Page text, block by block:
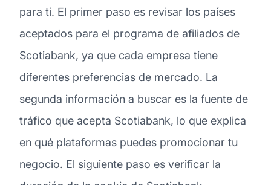
para ti. El primer paso es revisar los países
aceptados para el programa de afiliados de
Scotiabank, ya que cada empresa tiene
diferentes preferencias de mercado. La
segunda información a buscar es la fuente de
tráfico que acepta Scotiabank, lo que explica
en qué plataformas puedes promocionar tu
negocio. El siguiente paso es verificar la